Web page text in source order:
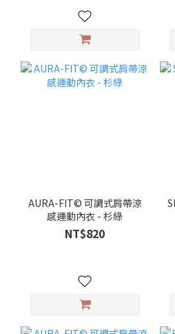
AURA-FIT© 可調式肩帶涼
感運動內衣 - 杉綠
NT$820